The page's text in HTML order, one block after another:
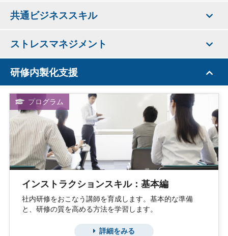
共通ビジネススキル
ストレスマネジメント
研修内製化支援
プログラム
インストラクションスキル：基本編
社内研修をおこなう講師を育成します。基本的な準備
と、研修の質を高める方法を学習します。
詳細をみる